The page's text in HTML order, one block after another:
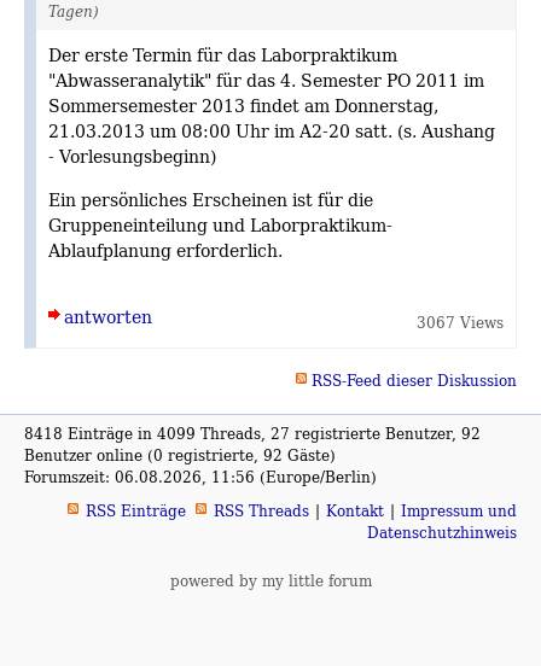
Tagen)
Der erste Termin für das Laborpraktikum
"Abwasseranalytik" für das 4. Semester PO 2011 im
Sommersemester 2013 findet am Donnerstag,
21.03.2013 um 08:00 Uhr im A2-20 satt. (s. Aushang
- Vorlesungsbeginn)
Ein persönliches Erscheinen ist für die
Gruppeneinteilung und Laborpraktikum-
Ablaufplanung erforderlich.
antworten 3067 Views
RSS-Feed dieser Diskussion
8418 Einträge in 4099 Threads, 27 registrierte Benutzer, 92
Benutzer online (0 registrierte, 92 Gäste)
Forumszeit: 06.08.2026, 11:56 (Europe/Berlin)
RSS Einträge
RSS Threads Kontakt
Impressum und
Datenschutzhinweis
powered by my little forum